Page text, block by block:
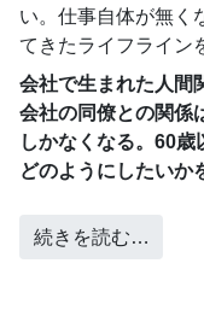
い。仕事自体が無く
てきたライフライン
会社で生まれた人間
会社の同僚との関係
しかなくなる。60
どのようにしたいか
続きを読む…